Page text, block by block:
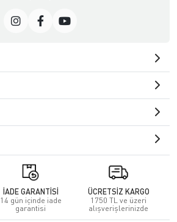
İADE GARANTİSİ
14 gün içinde iade
garantisi
ÜCRETSİZ KARGO
1750 TL ve üzeri
alışverişlerinizde